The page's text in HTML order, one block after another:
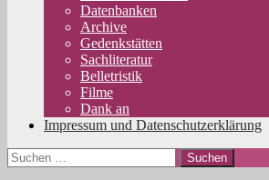
Datenbanken
Archive
Gedenkstätten
Sachliteratur
Belletristik
Filme
Dank an
Impressum und Datenschutzerklärung
Suchen
nach: